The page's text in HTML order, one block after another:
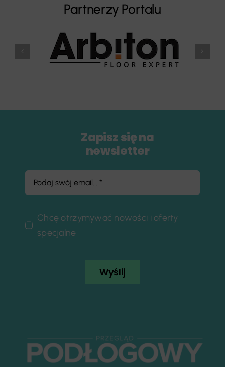
Partnerzy Portalu
Zapisz się na
newsletter
Chcę otrzymywać nowości i oferty
specjalne
Wyślij